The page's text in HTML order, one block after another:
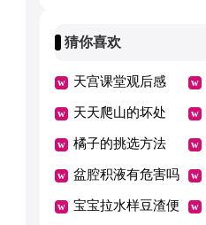
猜你喜欢
天宫课堂观后感
400字作文12篇
天天爬山的坏处
橘子的挑选方法
盆腔积液有危害吗
宝宝拉水样豆渣便